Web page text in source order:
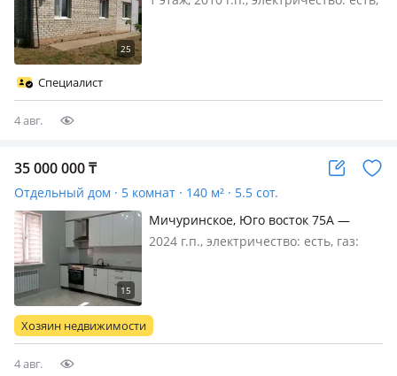
Мичурино ⏳Год постройки: 2010 г…
Специалист
4 авг.
35 000 000₸
Отдельный дом · 5 комнат · 140 м² · 5.5 сот.
Мичуринское, Юго восток 75А —
Сзади Дина
2024 г.п., электричество: есть, газ:
Хозяин недвижимости
4 авг.